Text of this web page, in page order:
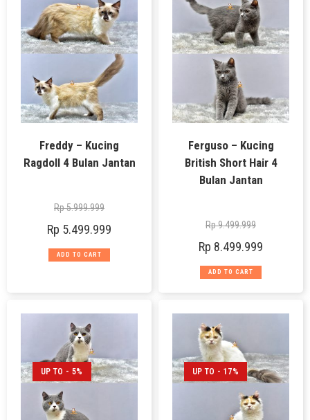
Freddy – Kucing
Ragdoll 4 Bulan Jantan
Rp5.999.999
Rp 5.499.999
ADD TO CART
Ferguso – Kucing
British Short Hair 4
Bulan Jantan
Rp9.499.999
Rp 8.499.999
ADD TO CART
UP TO - 5% UP TO - 17%